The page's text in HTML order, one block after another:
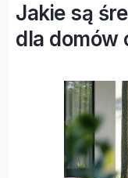
Jakie są
dla domów